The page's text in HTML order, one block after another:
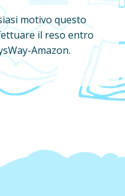
motivo questo
il reso entro
Amazon.